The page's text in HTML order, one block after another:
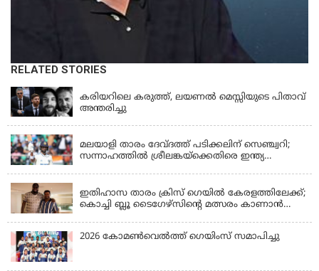
RELATED STORIESLATEST NEWS
കരിയറിലെ കരുത്ത്, ലയണൽ മെസ്സിയുടെ പിതാവ്
അന്തരിച്ചു
മലയാളി താരം ദേവ്ദത്ത് പടിക്കലിന് സെഞ്ച്വറി;
സന്നാഹത്തില്‍ ശ്രീലങ്കയ്‌ക്കെതിരെ ഇന്ത്യ
ഇതിഹാസ താരം ക്രിസ് ഗെയിൽ കേരളത്തിലേക്ക്;
കൊച്ചി ബ്ലൂ ടൈഗേഴ്സിന്റെ മത്സരം കാണാൻ
2026 കോമണ്‍വെല്‍ത്ത് ഗെയിംസ് സമാപിച്ചു